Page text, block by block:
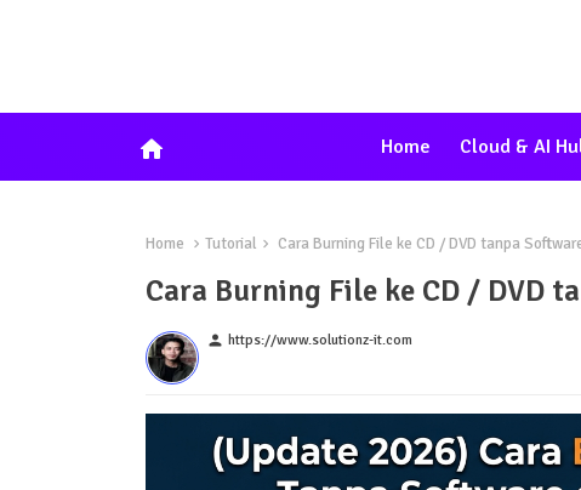
home Home Cloud & AI
Home Tutorial Cara Burning File ke CD / DVD tanpa
Cara Burning File ke CD / DVD
person https://www.solutionz-it.com